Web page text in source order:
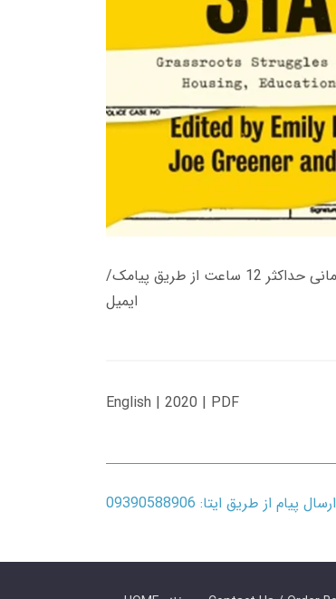
زمان تحویل کتاب های 600 هزار تومانی دانلود فوری از حساب کاربری می باشد، و زمان تحویل لینک دانلود کتاب های 500 هزار تومانی حداکثر 12 ساعت از طریق پیامک/
ایمیل
English | 2020 | PDF
ارسال پیام از طریق ایتا: 09390588906